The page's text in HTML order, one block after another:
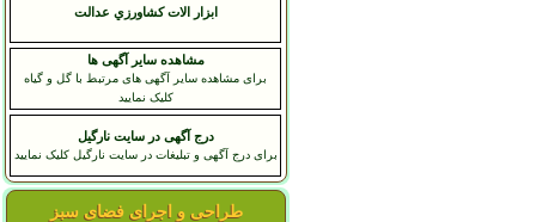
ابزار الات كشاورزي عدالت
مشاهده سایر آگهی ها
برای مشاهده سایر آگهی های مرتبط با گل و گیاه
کلیک نمایید
درج آگهی در سایت نارگیل
برای درج آگهی و تبلیغات در سایت نارگیل کلیک نمایید
طراحی و اجرای فضای سبز